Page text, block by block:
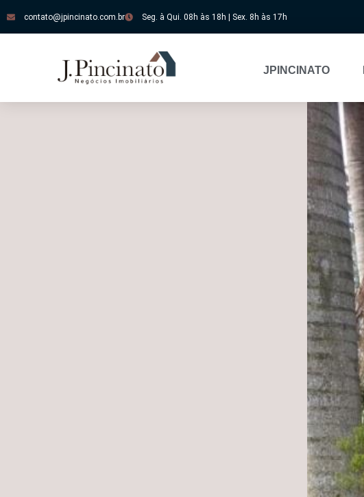
contato@jpincinato.com.br Seg. à Qui. 08h às 18h | Sex. 8h às 17h
JPINCINATO